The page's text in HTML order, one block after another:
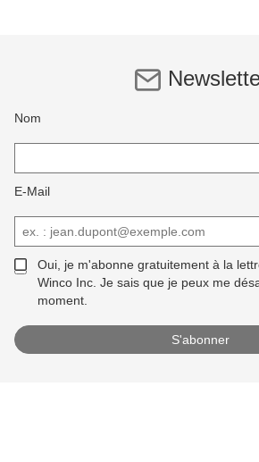
Nom
E-Mail
Oui, je m'abonne gratuitement à la
Winco Inc. Je sais que je peux me
moment.